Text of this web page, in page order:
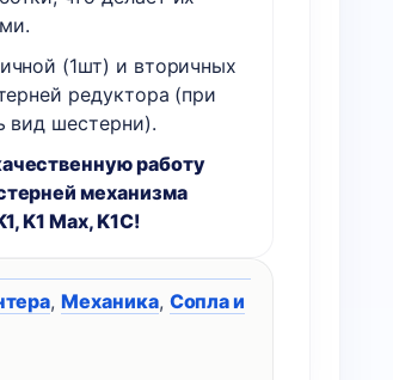
(1шт) и вторичных
редуктора (при
вид шестерни).
работу
механизма
K1 Max, K1C!
,Механика, Сопла и